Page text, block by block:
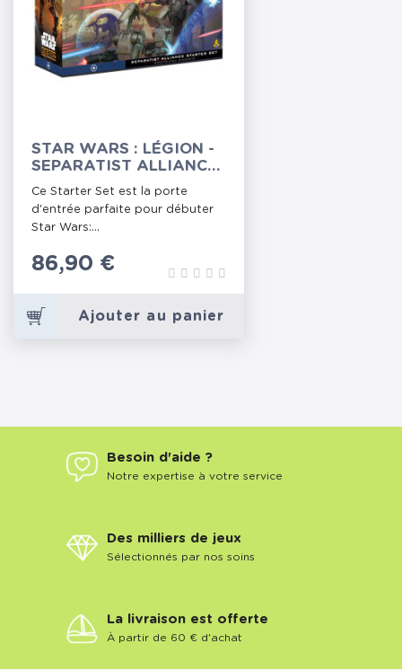
STAR WARS : LÉGION -
SEPARATIST ALLIANCE
Ce Starter Set est la porte
d'entrée parfaite pour débuter
Star Wars:...
Prix
86,90 €
Ajouter au panier
Besoin d'aide ?
Notre expertise à votre service
Des milliers de jeux
Sélectionnés par nos soins
La livraison est offerte
À partir de 60 € d'achat